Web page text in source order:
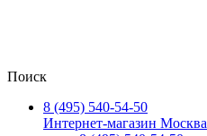
Поиск
8 (495) 540-54-50
Интернет-магазин Москва